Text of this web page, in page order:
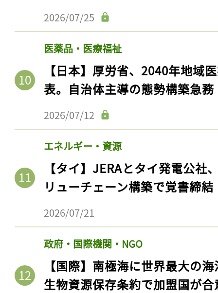
2026/07/25
医薬品・医療福祉
【日本】厚労省、2040年地域
表。自治体主導の態勢構築急務
2026/07/12
エネルギー・資源
【タイ】JERAとタイ発電公社
リューチェーン構築で覚書締結
2026/07/21
政府・国際機関・NGO
【国際】南極海に世界最大の
生物資源保存条約で加盟国が合
記事をお気に入りに
ログインが必